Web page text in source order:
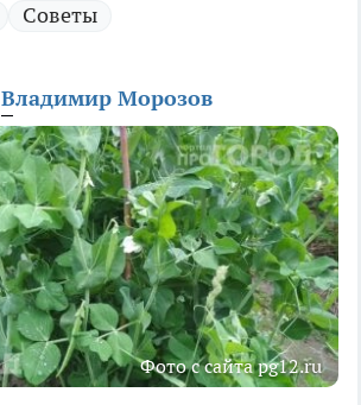
Советы
Владимир Морозов
Фото с сайта pg12.ru